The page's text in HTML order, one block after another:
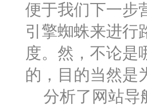
便于我们下一步
引擎蜘蛛来进行
度。然，不论是
的，目的当然是
分析了网站导